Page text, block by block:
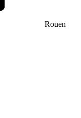
Rouen